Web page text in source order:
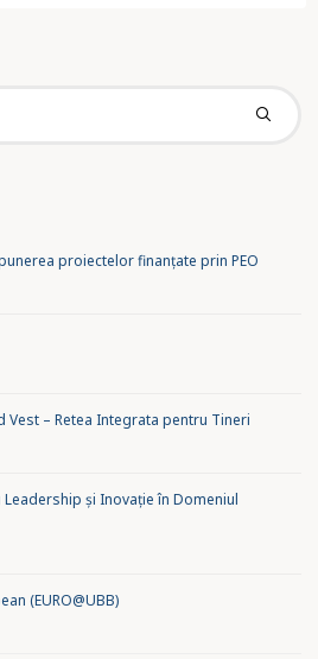
proiectelor finanțate prin PEO
Vest – Retea Integrata pentru Tineri
Leadership și Inovație în Domeniul
(EURO@UBB)